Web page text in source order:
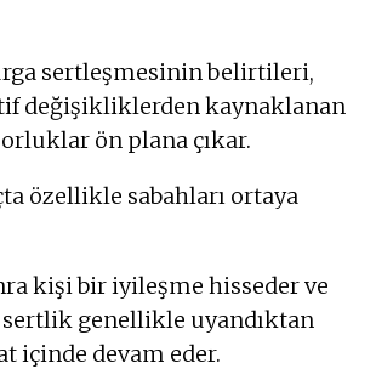
sertleşmesinin belirtileri,
değişikliklerden kaynaklanan
ön plana çıkar.
özellikle sabahları ortaya
kişi bir iyileşme hisseder ve
sertlik genellikle uyandıktan
içinde devam eder.